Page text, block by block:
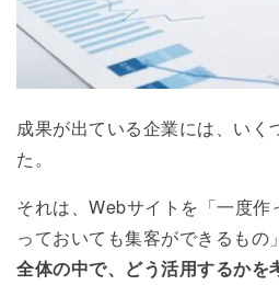
成果が出ている企業には、いく
た。
それは、Webサイトを「一度作
っておいても集客ができるもの
全体の中で、どう活用するかを